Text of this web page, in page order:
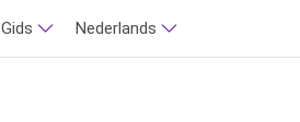
Gids Nederlands